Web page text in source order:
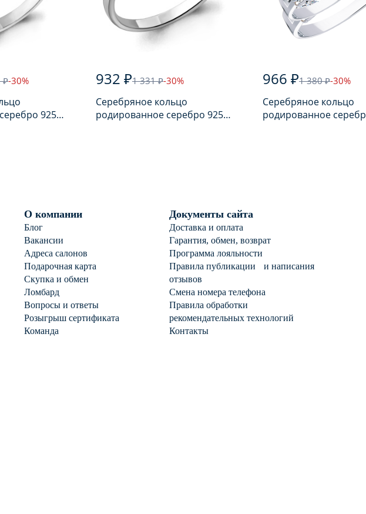
₽-30%
925
932 ₽1 331 ₽-30%
Серебряное кольцо
родированное серебро 925
966 ₽1 380 ₽-30%
Серебряное кольцо
родированное
О компании
Блог
Вакансии
Адреса салонов
Подарочная карта
Скупка и обмен
Ломбард
Вопросы и ответы
Розыгрыш сертификата
Команда
Документы сайта
Доставка и оплата
Гарантия, обмен, возврат
Программа лояльности
Правила публикации и написания
отзывов
Смена номера телефона
Правила обработки
рекомендательных технологий
Контакты